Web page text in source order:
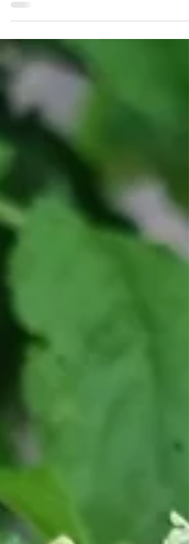
auf schöne Orte zu verzichten? Ein
persönlicher Blogbeitrag über stille
Reiseziele, Natur und entschleunigte
Auszeiten.